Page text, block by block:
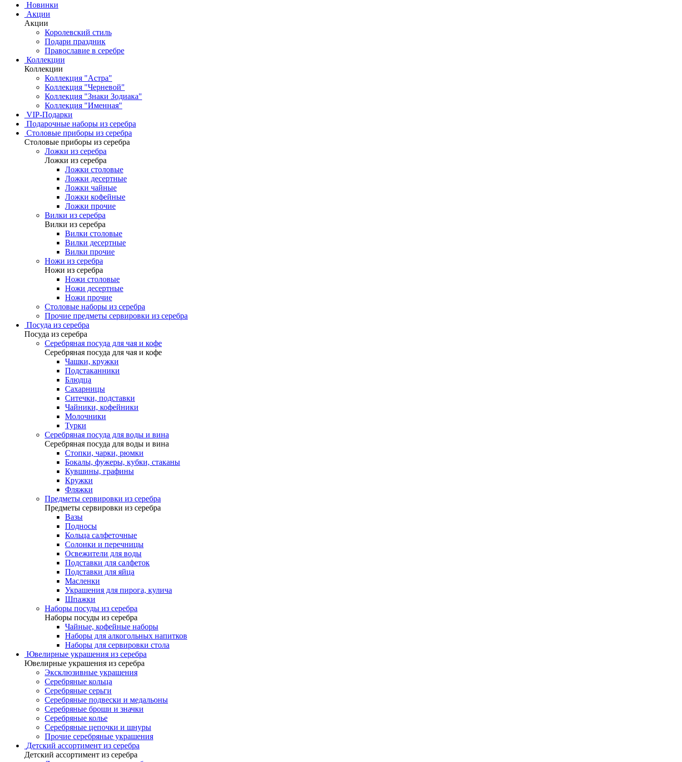
Новинки
Акции
Акции
Королевский стиль
Подари праздник
Православие в серебре
Коллекции
Коллекции
Коллекция "Астра"
Коллекция "Черневой"
Коллекция "Знаки Зодиака"
Коллекция "Именная"
VIP-Подарки
Подарочные наборы из серебра
Столовые приборы из серебра
Столовые приборы из серебра
Ложки из серебра
Ложки из серебра
Ложки столовые
Ложки десертные
Ложки чайные
Ложки кофейные
Ложки прочие
Вилки из серебра
Вилки из серебра
Вилки столовые
Вилки десертные
Вилки прочие
Ножи из серебра
Ножи из серебра
Ножи столовые
Ножи десертные
Ножи прочие
Столовые наборы из серебра
Прочие предметы сервировки из серебра
Посуда из серебра
Посуда из серебра
Серебряная посуда для чая и кофе
Серебряная посуда для чая и кофе
Чашки, кружки
Подстаканники
Блюдца
Сахарницы
Ситечки, подставки
Чайники, кофейники
Молочники
Турки
Серебряная посуда для воды и вина
Серебряная посуда для воды и вина
Стопки, чарки, рюмки
Бокалы, фужеры, кубки, стаканы
Кувшины, графины
Кружки
Фляжки
Предметы сервировки из серебра
Предметы сервировки из серебра
Вазы
Подносы
Кольца салфеточные
Солонки и перечницы
Освежители для воды
Подставки для салфеток
Подставки для яйца
Масленки
Украшения для пирога, кулича
Шпажки
Наборы посуды из серебра
Наборы посуды из серебра
Чайные, кофейные наборы
Наборы для алкогольных напитков
Наборы для сервировки стола
Ювелирные украшения из серебра
Ювелирные украшения из серебра
Эксклюзивные украшения
Серебряные кольца
Серебряные серьги
Серебряные подвески и медальоны
Серебряные броши и значки
Серебряные колье
Серебряные цепочки и шнуры
Прочие серебряные украшения
Детский ассортимент из серебра
Детский ассортимент из серебра